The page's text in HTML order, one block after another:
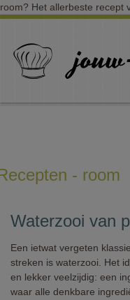
room? Het allerbeste recept
- room
Waterzooi van
Een ietwat vergeten
streken is waterzooi. Het
en lekker veelzijdig: een
waar alle denkbare